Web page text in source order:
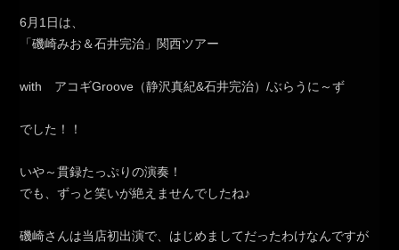
6月1日は、
「磯崎みお＆石井完治」関西ツアー
with アコギGroove（静沢真紀&石井完治）/ぶらうに～ず
でした！！
いや～貫録たっぷりの演奏！
でも、ずっと笑いが絶えませんでしたね♪
磯崎さんは当店初出演で、はじめましてだったわけなんですが